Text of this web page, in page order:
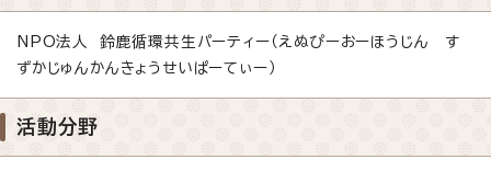
NPO法人 鈴鹿循環共生パーティー（えぬぴーおーほうじん す
ずかじゅんかんきょうせいぱーてぃー）
活動分野